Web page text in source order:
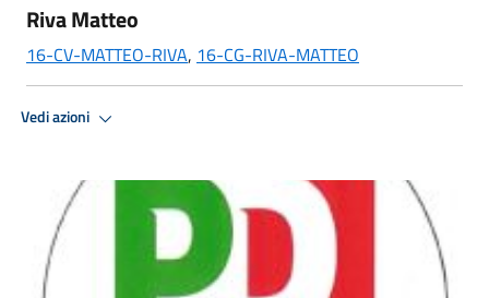
Riva Matteo
16-CV-MATTEO-RIVA, 16-CG-RIVA-MATTEO
Vedi azioni